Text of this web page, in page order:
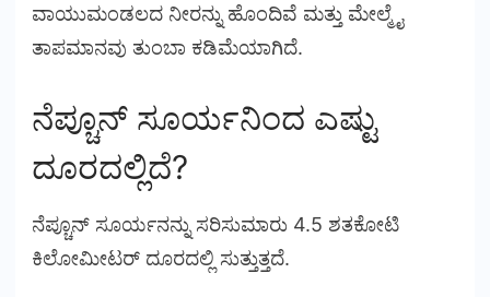
ವಾಯುಮಂಡಲದ ನೀರನ್ನು ಹೊಂದಿವೆ ಮತ್ತು ಮೇಲ್ಮೈ
ತಾಪಮಾನವು ತುಂಬಾ ಕಡಿಮೆಯಾಗಿದೆ.
ನೆಪ್ಚೂನ್ ಸೂರ್ಯನಿಂದ ಎಷ್ಟು
ದೂರದಲ್ಲಿದೆ?
ನೆಪ್ಚೂನ್ ಸೂರ್ಯನನ್ನು ಸರಿಸುಮಾರು 4.5 ಶತಕೋಟಿ
ಕಿಲೋಮೀಟರ್ ದೂರದಲ್ಲಿ ಸುತ್ತುತ್ತದೆ.